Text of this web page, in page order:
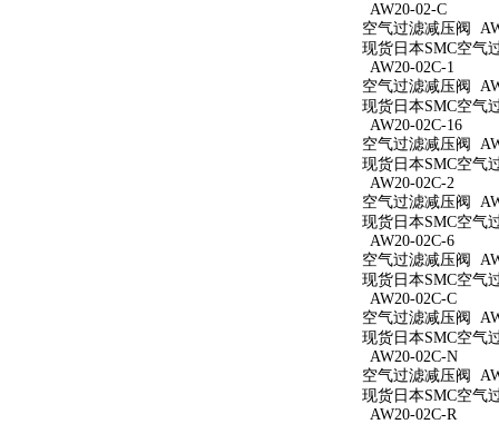
AW20-02-C
空气过滤减压阀
现货日本SMC空气
AW20-02C-1
空气过滤减压阀
现货日本SMC空气
AW20-02C-16
空气过滤减压阀
现货日本SMC空气
AW20-02C-2
空气过滤减压阀
现货日本SMC空气
AW20-02C-6
空气过滤减压阀
现货日本SMC空气
AW20-02C-C
空气过滤减压阀
现货日本SMC空气
AW20-02C-N
空气过滤减压阀
现货日本SMC空气
AW20-02C-R